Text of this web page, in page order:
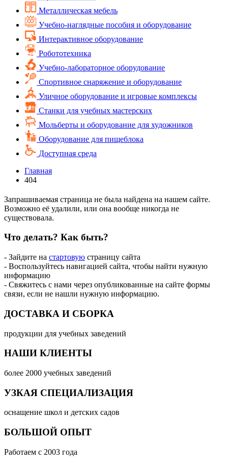
Металлическая мебель
Учебно-наглядные пособия и оборудование
Интерактивное оборудование
Робототехника
Учебно-лабораторное оборудование
Спортивное снаряжение и оборудование
Уличное оборудование и игровые комплексы
Cтанки для учебных мастерских
Мольберты и оборудование для художников
Оборудование для пищеблока
Доступная среда
Главная
404
Запрашиваемая страница не была найдена на нашем сайте.
Возможно её удалили, или она вообще никогда не
существовала.
Что делать? Как быть?
- Зайдите на стартовую страницу сайта
- Воспользуйтесь навигацией сайта, чтобы найти нужную
информацию
- Свяжитесь с нами через опубликованные на сайте формы
связи, если не нашли нужную информацию.
ДОСТАВКА И СБОРКА
продукции для учебных заведений
НАШИ КЛИЕНТЫ
более 2000 учебных заведений
УЗКАЯ СПЕЦИАЛИЗАЦИЯ
оснащение школ и детских садов
БОЛЬШОЙ ОПЫТ
Работаем с 2003 года